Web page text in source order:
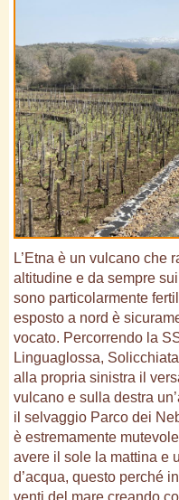
L’Etna è un vulcano che
altitudine e da sempre
sono particolarmente
esposto a nord è
vocato. Percorrendo la
Linguaglossa,
alla propria sinistra il
vulcano e sulla destra
il selvaggio Parco dei
è estremamente
avere il sole la mattina e
d’acqua, questo perché
venti del mare creando